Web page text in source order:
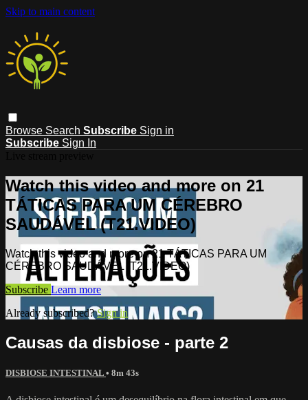
Skip to main content
Browse Search Subscribe Sign in
Subscribe Sign In
Watch this video and more on 21
TÁTICAS PARA UM CÉREBRO
SAUDÁVEL (T21.VIDEO)
Watch this video and more on 21 TÁTICAS PARA UM
CÉREBRO SAUDÁVEL (T21.VIDEO)
Subscribe Learn more
Already subscribed?Sign in
Causas da disbiose - parte 2
DISBIOSE INTESTINAL • 8m 43s